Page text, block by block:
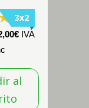
opciones
pueden
la
3x2
(26)
€El
es:
IVA
al